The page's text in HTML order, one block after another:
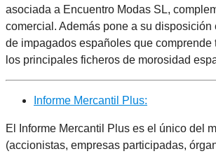
asociada a Encuentro Modas SL,
comercial. Además pone a su
de impagados españoles que
los principales ficheros de morosidad
Informe Mercantil Plus:
El Informe Mercantil Plus es el único del
(accionistas, empresas participadas,